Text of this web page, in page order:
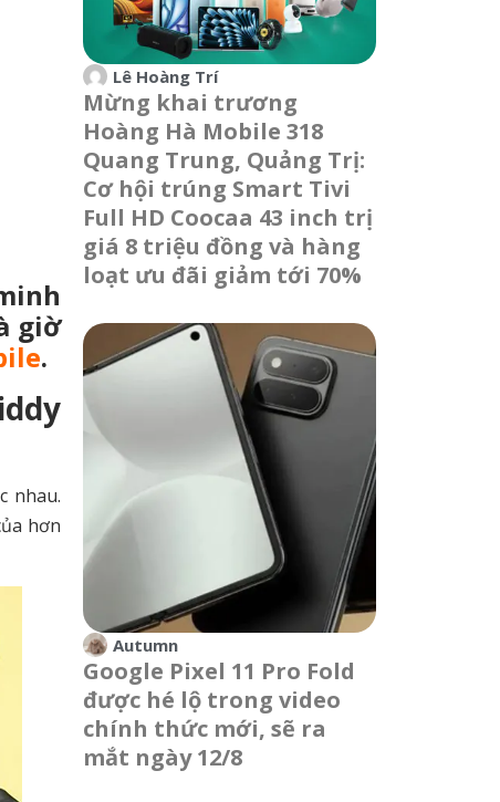
giờ
.
nhau.
hơn
Lê Hoàng Trí
Mừng khai trương
Hoàng Hà Mobile 318
Quang Trung, Quảng Trị:
Cơ hội trúng Smart Tivi
Full HD Coocaa 43 inch trị
giá 8 triệu đồng và hàng
loạt ưu đãi giảm tới 70%
Autumn
Google Pixel 11 Pro Fold
được hé lộ trong video
chính thức mới, sẽ ra
mắt ngày 12/8